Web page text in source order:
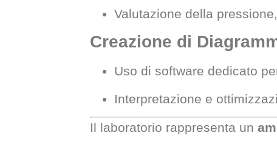
Valutazione della
Creazione di
Uso di software dedicato
Interpretazione e
Il laboratorio rappresenta un